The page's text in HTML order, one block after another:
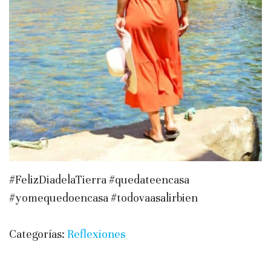
#FelizDiadelaTierra #quedateencasa
#yomequedoencasa #todovaasalirbien
Categorías: Reflexiones